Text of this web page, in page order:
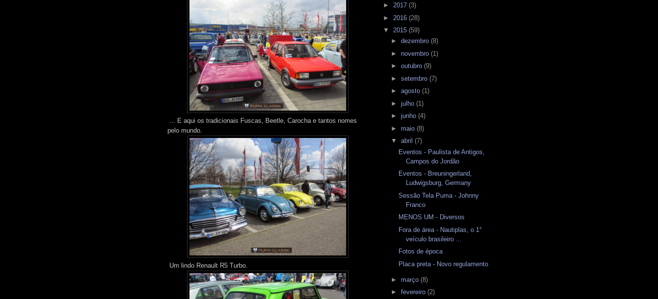
... E aqui os tradicionais Fuscas, Beetle, Carocha e tantos nomes
pelo mundo.
Um lindo Renault R5 Turbo.
► 2017 (3)
► 2016 (28)
▼ 2015 (59)
► dezembro (8)
► novembro (1)
► outubro (9)
► setembro (7)
► agosto (1)
► julho (1)
► junho (4)
► maio (8)
▼ abril (7)
Eventos - Paulista de Antigos,
Campos do Jordão
Eventos - Breuningerland,
Ludwigsburg, Germany
Sessão Tela Puma - Johnny
Franco
MENOS UM - Diversos
Fora de área - Nautiplas, o 1°
veículo brasileiro ...
Fotos de época
Placa preta - Novo regulamento
► março (8)
► fevereiro (2)